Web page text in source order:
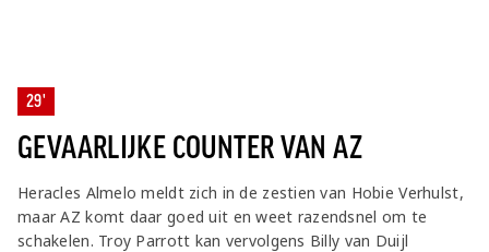
29'
GEVAARLIJKE COUNTER VAN AZ
Heracles Almelo meldt zich in de zestien van Hobie Verhulst,
maar AZ komt daar goed uit en weet razendsnel om te
schakelen. Troy Parrott kan vervolgens Billy van Duijl